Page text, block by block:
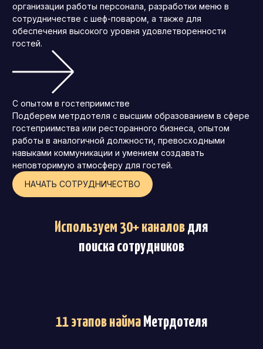
организации работы персонала, разработки меню в
сотрудничестве с шеф-поваром, а также для
обеспечения высокого уровня удовлетворенности
гостей.
С опытом в гостеприимстве
Подберем метрдотеля с высшим образованием в сфере
гостеприимства или ресторанного бизнеса, опытом
работы в аналогичной должности, превосходными
навыками коммуникации и умением создавать
неповторимую атмосферу для гостей.
НАЧАТЬ СОТРУДНИЧЕСТВО
Используем 30+ каналовдля
поиска сотрудников
11 этапов найма Метрдотеля